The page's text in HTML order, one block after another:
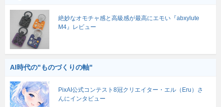
絶妙なオモチャ感と高級感が最高にエモい『abxylute
M4』レビュー
AI時代の"ものづくりの軸"
PixAI公式コンテスト8冠クリエイター・エル（Eru）さ
んにインタビュー